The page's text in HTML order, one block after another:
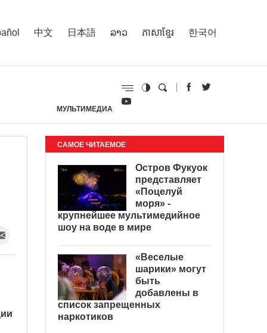
中文 日本語 ລາວ ភាសាខ្មែរ 한국어
МУЛЬТИМЕДИА
САМОЕ ЧИТАЕМОЕ
Остров Фукуок
представляет
«Поцелуй
моря» -
крупнейшее мультимедийное
шоу на воде в мире
«Веселые
шарики» могут
быть
добавлены в
список запрещенных
наркотиков